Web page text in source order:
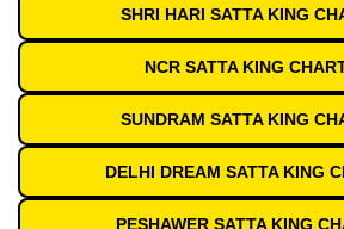
SHRI HARI SATTA KING
NCR SATTA KING
SUNDRAM SATTA KING
DELHI DREAM SATTA KING
PESHAWER SATTA KING